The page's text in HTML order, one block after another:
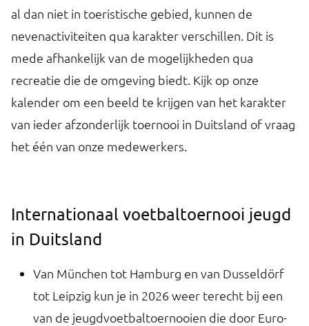
al dan niet in toeristische gebied, kunnen de
nevenactiviteiten qua karakter verschillen. Dit is
mede afhankelijk van de mogelijkheden qua
recreatie die de omgeving biedt. Kijk op onze
kalender om een beeld te krijgen van het karakter
van ieder afzonderlijk toernooi in Duitsland of vraag
het één van onze medewerkers.
Internationaal voetbaltoernooi jeugd
in Duitsland
Van München tot Hamburg en van Dusseldörf
tot Leipzig kun je in 2026 weer terecht bij een
van de jeugdvoetbaltoernooien die door Euro-